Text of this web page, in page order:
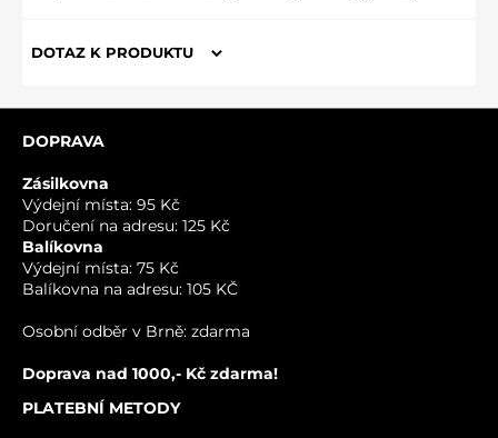
DOTAZ K PRODUKTU
VÁŠ E-MAIL
DOPRAVA
Zásilkovna
Výdejní místa: 95 Kč
Doručení na adresu: 125 Kč
Balíkovna
Výdejní místa: 75 Kč
Balíkovna na adresu: 105 KČ
Osobní odběr v Brně: zdarma
Doprava nad 1000,- Kč zdarma!
PLATEBNÍ METODY